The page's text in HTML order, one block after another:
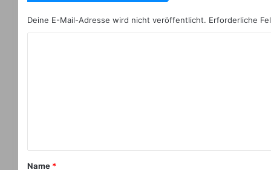
Deine E-Mail-Adresse wird nicht veröffentlicht. Erforderliche
Name *